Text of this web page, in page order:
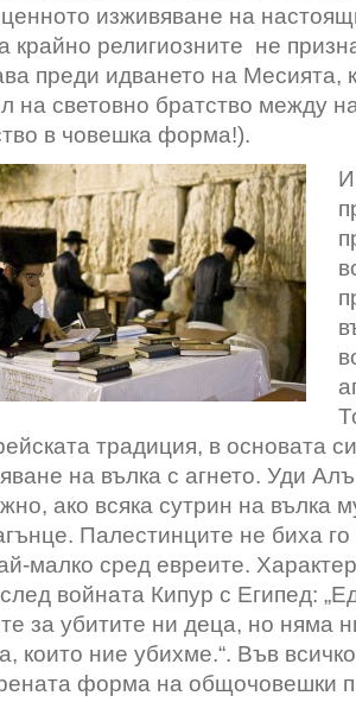
изживяване на
крайно религиозните не
преди идването на Месията,
на световно братство между
в човешка форма!).
традиция, в основата
на вълка с агнето. Уди
ако всяка сутрин на вълка
Палестинците не биха
малко сред евреите.
войната Кипур с Египед:
за убитите ни деца, но няма
които ние убихме.“. Във
форма на общочовешки